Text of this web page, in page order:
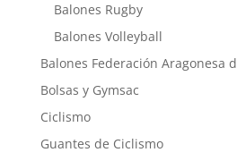
Balones Rugby
Balones Volleyball
Balones Federación Aragonesa
Bolsas y Gymsac
Ciclismo
Guantes de Ciclismo